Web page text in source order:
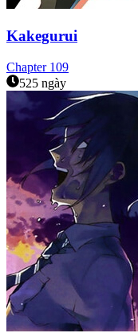
Kakegurui
Chapter 109
525 ngày